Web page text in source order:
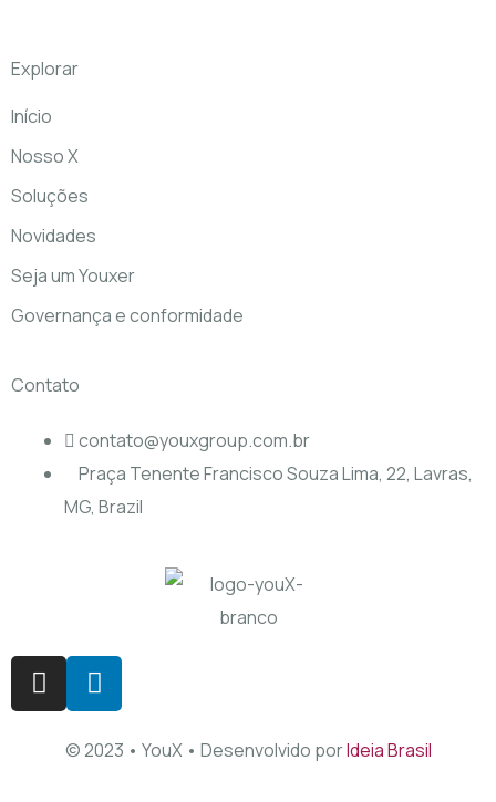
Explorar
Início
Nosso X
Soluções
Novidades
Seja um Youxer
Governança e conformidade
Contato
contato@youxgroup.com.br
Praça Tenente Francisco Souza Lima, 22, Lavras,
MG, Brazil
© 2023 • YouX • Desenvolvido porIdeia Brasil